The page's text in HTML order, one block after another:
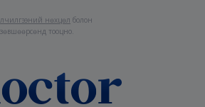
нөхцөл болон
зөвшөөрсөнд тооцно.